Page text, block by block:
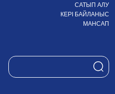
САТЫП АЛУ
КЕРІ БАЙЛАНЫС
МАНСАП